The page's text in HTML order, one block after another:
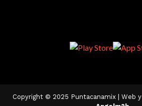
Copyright © 2025 Puntacanamix | Web